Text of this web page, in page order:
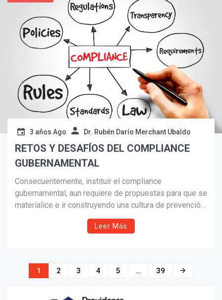
respecto a la misma creencia como te enseñe en cada
ejemplo.
3 años Ago Dr. Rubén Darío Merchant Ubaldo
RETOS Y DESAFÍOS DEL COMPLIANCE
GUBERNAMENTAL
Consecuentemente, instituir el compliance
gubernamental, aun requiere de propuestas para que se
materialice e ir construyendo una cultura de prevención,
entre ellas, que las instituciones públicas contraten los
servicios de una consultoría externa
Leer Más
Navegación
1 2 3 4 5 … 39